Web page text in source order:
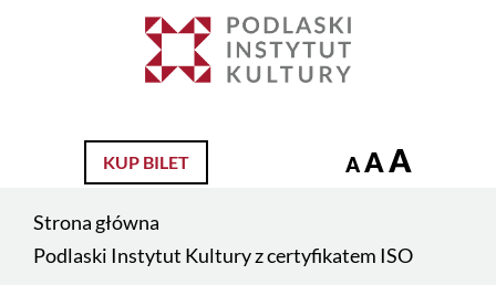
certyfikatem
KUP BILET A A A
Strona główna
Podlaski Instytut Kultury z certyfikatem ISO